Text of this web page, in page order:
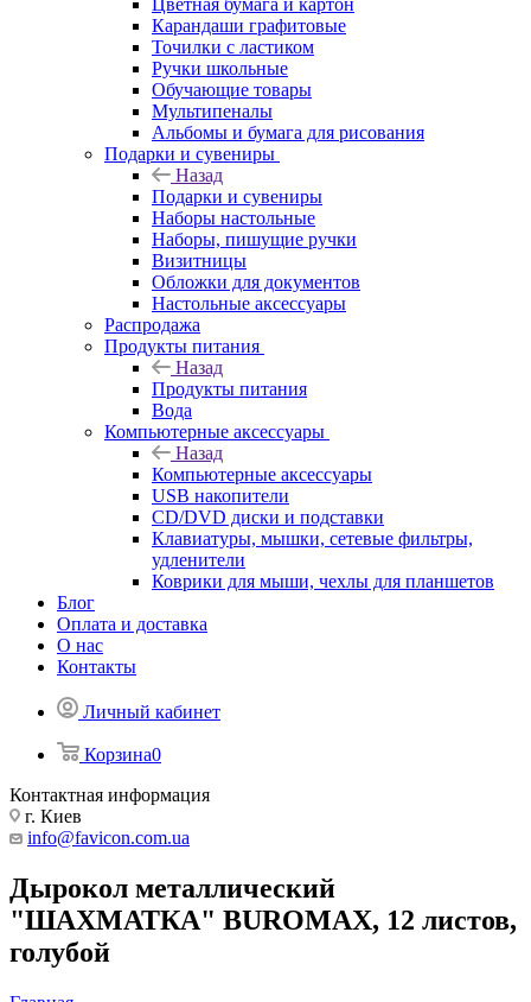
Цветная бумага и картон
Карандаши графитовые
Точилки с ластиком
Ручки школьные
Обучающие товары
Мультипеналы
Альбомы и бумага для рисования
Подарки и сувениры
Назад
Подарки и сувениры
Наборы настольные
Наборы, пишущие ручки
Визитницы
Обложки для документов
Настольные аксессуары
Распродажа
Продукты питания
Назад
Продукты питания
Вода
Компьютерные аксессуары
Назад
Компьютерные аксессуары
USB накопители
CD/DVD диски и подставки
Клавиатуры, мышки, сетевые фильтры,
удленители
Коврики для мыши, чехлы для планшетов
Блог
Оплата и доставка
О нас
Контакты
Личный кабинет
Корзина0
Контактная информация
г. Киев
info@favicon.com.ua
Дырокол металлический
"ШАХМАТКА" BUROMAX, 12 листов,
голубой